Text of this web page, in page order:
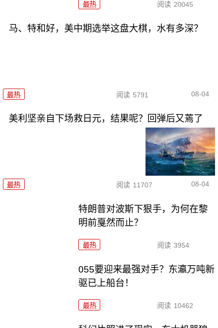
最热 阅读 20045
马、特和好，美中期选举这盘大棋，水有多深？
最热 阅读 5791 08-04
美利坚亲自下场救日元，结果呢？回弹后又蔫了
最热 阅读 11707 08-04
特朗普对波斯下狠手，为何在黎
明前戛然而止？
最热 阅读 3954
055要迎来最强对手？东瀛万吨新
驱已上船台！
最热 阅读 10462